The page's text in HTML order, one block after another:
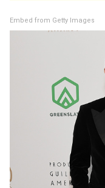
Embed from Getty Images